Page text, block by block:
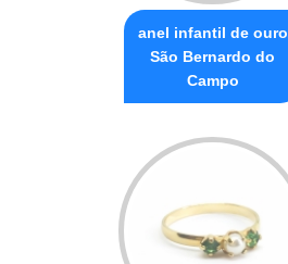
anel infantil de ouro
São Bernardo do
Campo